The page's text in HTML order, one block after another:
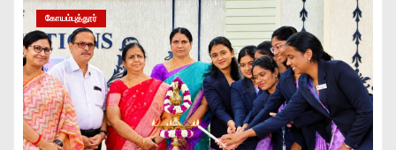
கோயம்புத்தூர்